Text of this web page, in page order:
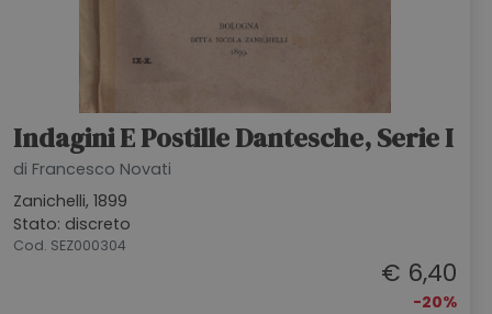
Indagini E Postille Dantesche, Serie I
di Francesco Novati
Zanichelli, 1899
Stato: discreto
Cod. SEZ000304
€ 6,40
-20%